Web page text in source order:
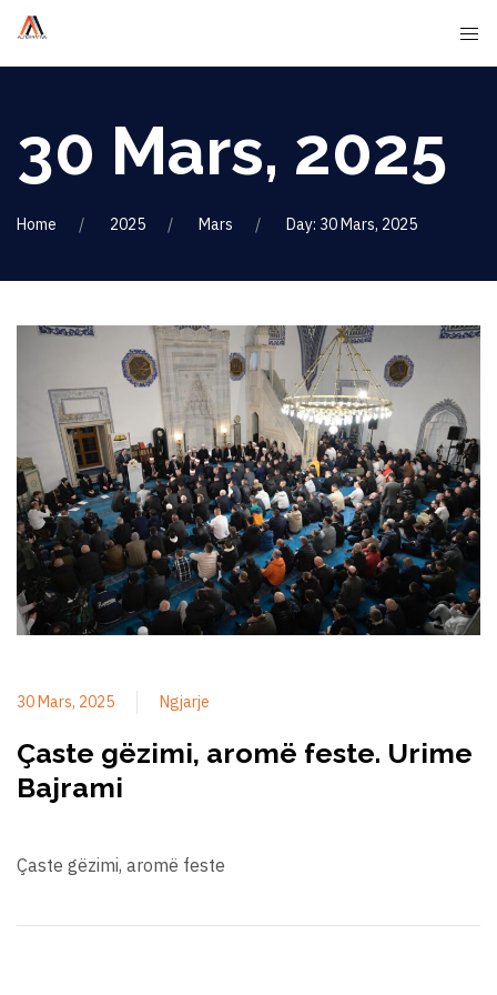
30 Mars, 2025
Home 2025 Mars Day: 30 Mars, 2025
30 Mars, 2025 Ngjarje
Çaste gëzimi, aromë feste. Urime
Bajrami
Çaste gëzimi, aromë feste